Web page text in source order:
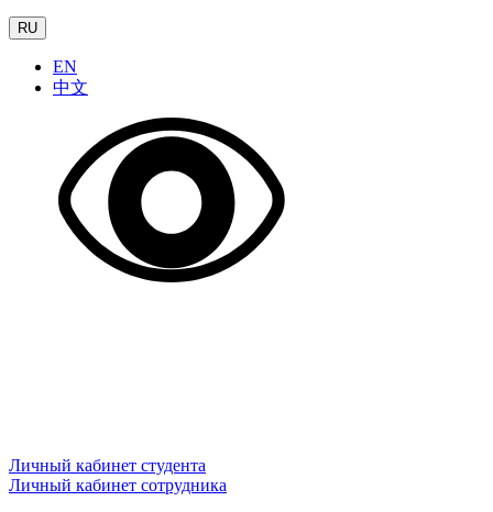
RU
EN
中文
Личный кабинет студента
Личный кабинет сотрудника